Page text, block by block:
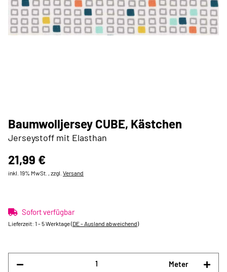
Baumwolljersey CUBE, Kästchen
Jerseystoff mit Elasthan
21,99 €
inkl. 19% MwSt. , zzgl. Versand
Sofort verfügbar
Lieferzeit: 1 - 5 Werktage(DE - Ausland abweichend)
Meter